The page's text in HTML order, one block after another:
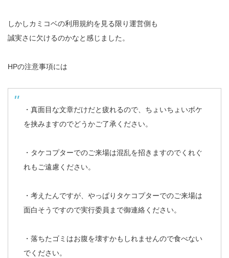
しかしカミコベの利用規約を見る限り運営側も
誠実さに欠けるのかなと感じました。
HPの注意事項には
・真面目な文章だけだと疲れるので、ちょいちょいボケ
を挟みますのでどうかご了承ください。
・タケコプターでのご来場は混乱を招きますのでくれぐ
れもご遠慮ください。
・考えたんですが、やっぱりタケコプターでのご来場は
面白そうですので実行委員まで御連絡ください。
・落ちたゴミはお腹を壊すかもしれませんので食べない
でください。